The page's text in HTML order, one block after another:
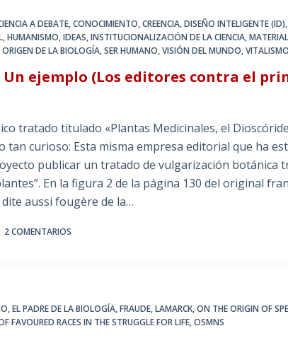
A DEBATE,CONOCIMIENTO,CREENCIA,DISEÑO INTELIGENTE (ID)
,HUMANISMO,IDEAS,INSTITUCIONALIZACIÓN DE LA CIENCIA,
ORIGEN DE LA BIOLOGÍA,SER HUMANO,VISIÓN DEL MUNDO,VITALISMO
ejemplo (Los editores contra el
titulado «Plantas Medicinales, el
curioso: Esta misma empresa editorial que ha
publicar un tratado de vulgarización botánica
En la figura 2 de la página 130 del original
aussi fougère de la…
2 COMENTARIOS
,EL PADRE DE LA BIOLOGÍA,FRAUDE,LAMARCK,ON THE ORIGIN OF
FAVOURED RACES IN THE STRUGGLE FOR LIFE,OSMNS